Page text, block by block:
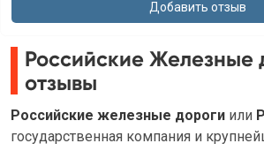
Российские Железные
отзывы
Российские железные дороги или
государственная компания и